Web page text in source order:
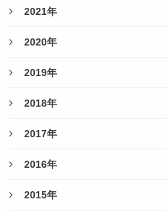
2021年
2020年
2019年
2018年
2017年
2016年
2015年